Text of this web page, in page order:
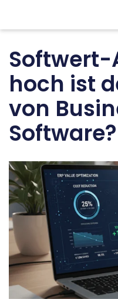
Softwert-
hoch ist
von
Software?